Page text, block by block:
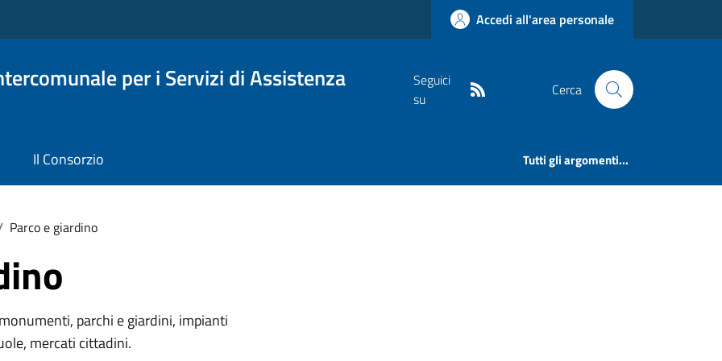
Accedi all'area personale
per i Servizi di Assistenza
Seguici
su
Cerca
Il Consorzio Tutti gli argomenti...
Parco e giardino
parchi e giardini, impianti
mercati cittadini.